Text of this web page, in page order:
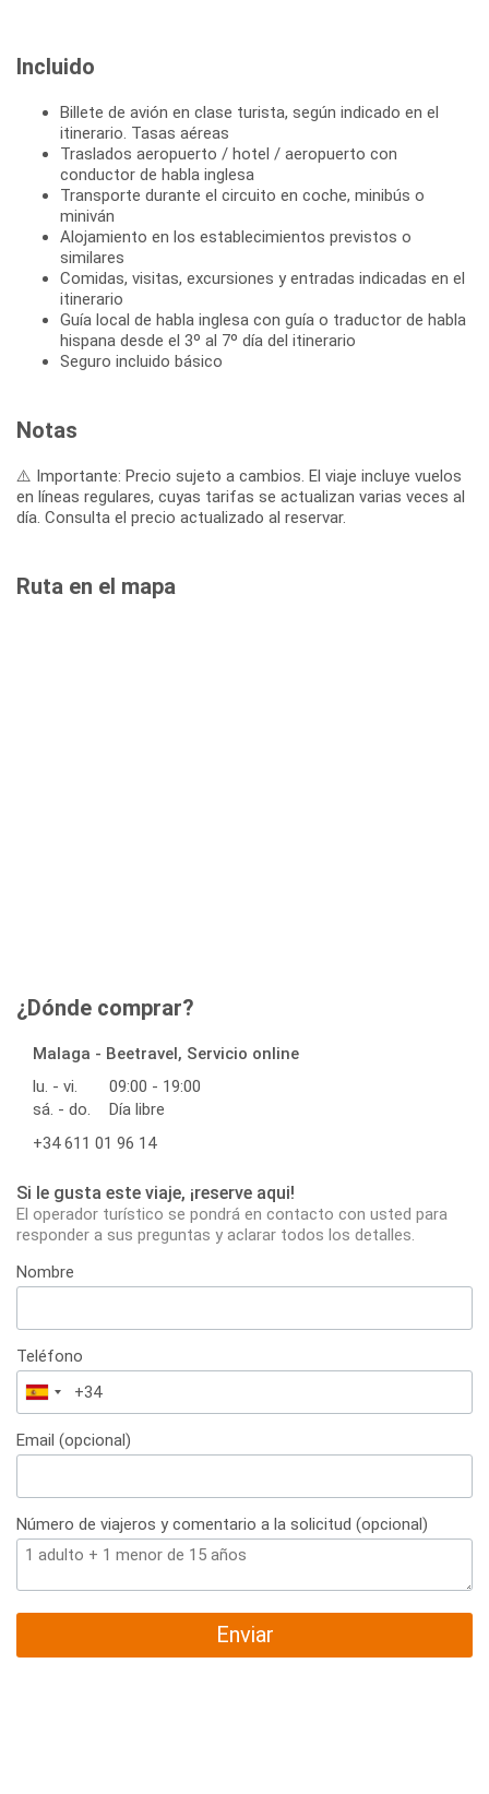
Incluido
Billete de avión en clase turista, según indicado en el
itinerario. Tasas aéreas
Traslados aeropuerto / hotel / aeropuerto con
conductor de habla inglesa
Transporte durante el circuito en coche, minibús o
miniván
Alojamiento en los establecimientos previstos o
similares
Comidas, visitas, excursiones y entradas indicadas en el
itinerario
Guía local de habla inglesa con guía o traductor de habla
hispana desde el 3º al 7º día del itinerario
Seguro incluido básico
Notas
⚠️ Importante: Precio sujeto a cambios. El viaje incluye vuelos
en líneas regulares, cuyas tarifas se actualizan varias veces al
día. Consulta el precio actualizado al reservar.
Ruta en el mapa
¿Dónde comprar?
Malaga - Beetravel, Servicio online
lu. - vi.
09:00 - 19:00
sá. - do.
Día libre
+34 611 01 96 14
Si le gusta este viaje, ¡reserve aqui!
El operador turístico se pondrá en contacto con usted para
responder a sus preguntas y aclarar todos los detalles.
Nombre
Teléfono
España
+34
Email (opcional)
Número de viajeros y comentario a la solicitud (opcional)
Enviar